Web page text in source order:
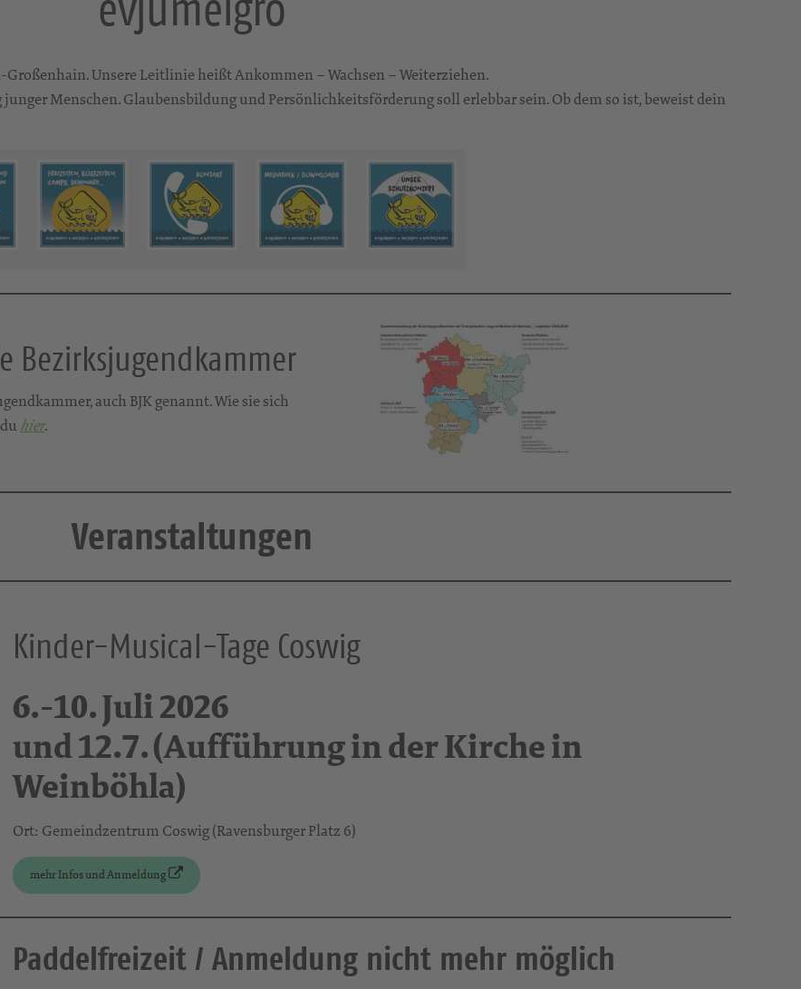
Unsere Leitlinie heißt Ankommen – Wachsen – Weiterziehen.
Menschen. Glaubensbildung und Persönlichkeitsförderung soll erlebbar sein. Ob dem so ist, beweist dein
Bezirksjugendkammer
auch BJK genannt. Wie sie sich
hier.
Veranstaltungen
Kinder-Musical-Tage Coswig
6.-10. Juli 2026
und 12.7. (Aufführung in der Kirche in
Weinböhla)
Ort: Gemeindzentrum Coswig (Ravensburger Platz 6)
mehr Infos und Anmeldung
Paddelfreizeit / Anmeldung nicht mehr möglich